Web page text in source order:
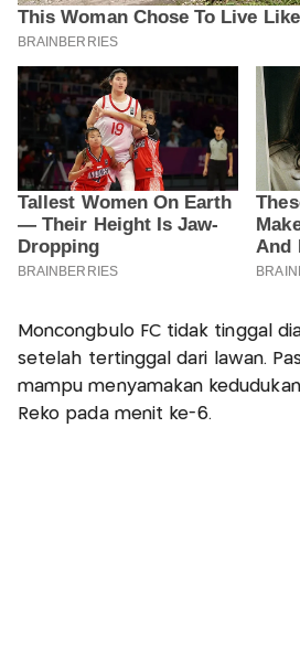
Moncongbulo FC tidak tinggal
setelah tertinggal dari lawan.
mampu menyamakan
Reko pada menit ke-6.